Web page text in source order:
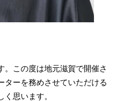
。この度は地元滋賀で開催さ
ターを務めさせていただける
く思います。